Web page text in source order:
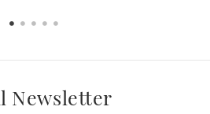
Newsletter